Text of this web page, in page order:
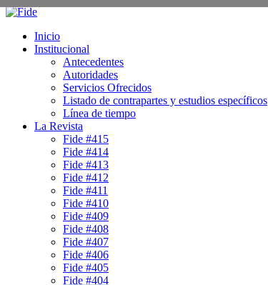
Inicio
Institucional
Antecedentes
Autoridades
Servicios Ofrecidos
Listado de contrapartes y estudios específicos
Línea de tiempo
La Revista
Fide #415
Fide #414
Fide #413
Fide #412
Fide #411
Fide #410
Fide #409
Fide #408
Fide #407
Fide #406
Fide #405
Fide #404